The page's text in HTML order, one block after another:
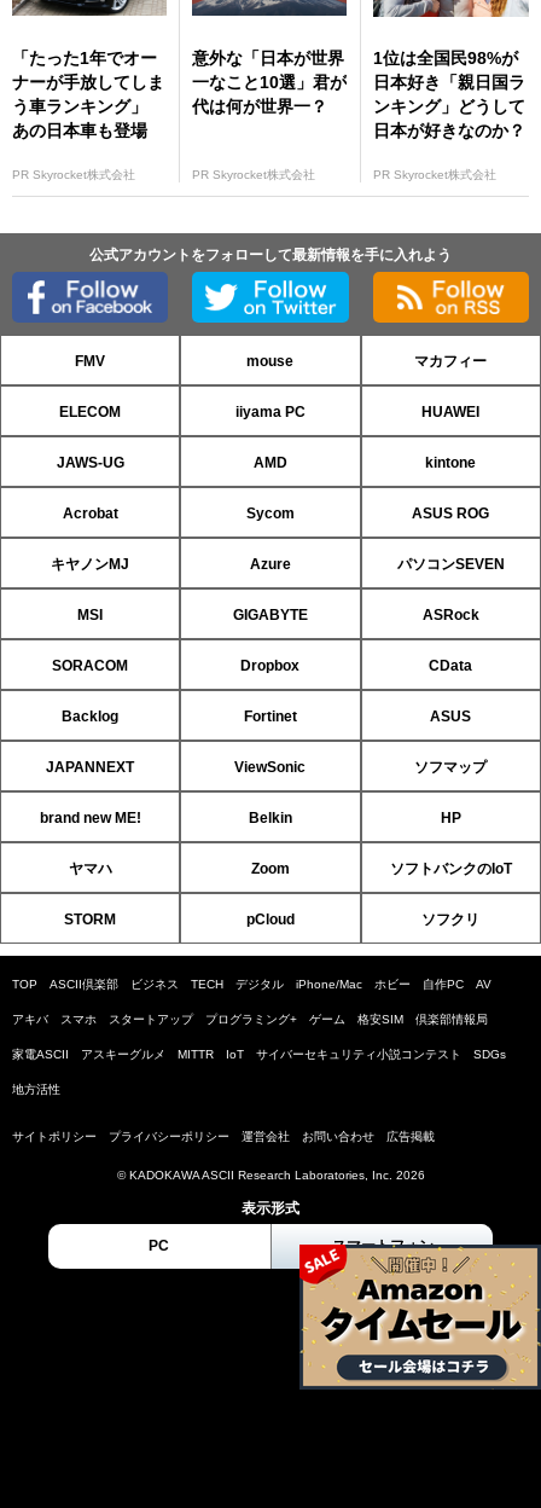
「たった1年でオー
ナーが手放してしま
う車ランキング」
あの日本車も登場
PR Skyrocket株式会社
意外な「日本が世界
一なこと10選」君が
代は何が世界一？
PR Skyrocket株式会社
1位は全国民98%が
日本好き「親日国ラ
ンキング」どうして
日本が好きなのか？
PR Skyrocket株式会社
公式アカウントをフォローして最新情報を手に入れよう
FMV mouse マカフィー
ELECOM iiyama PC HUAWEI
JAWS-UG AMD kintone
Acrobat Sycom ASUS ROG
キヤノンMJ Azure パソコンSEVEN
MSI GIGABYTE ASRock
SORACOM Dropbox CData
Backlog Fortinet ASUS
JAPANNEXT ViewSonic ソフマップ
brand new ME! Belkin HP
ヤマハ Zoom ソフトバンクのIoT
STORM pCloud ソフクリ
TOP ASCII倶楽部 ビジネス TECH デジタル iPhone/Mac ホビー 自作PC AV
アキバ スマホ スタートアップ プログラミング+ ゲーム 格安SIM 倶楽部情報局
家電ASCII アスキーグルメ MITTR IoT サイバーセキュリティ小説コンテスト SDGs
地方活性
サイトポリシー プライバシーポリシー 運営会社 お問い合わせ 広告掲載
© KADOKAWA ASCII Research Laboratories, Inc. 2026
表示形式
PC スマートフォン